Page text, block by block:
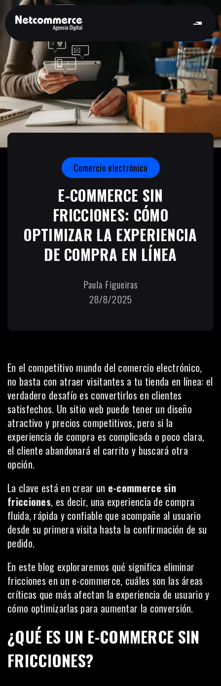
Comercio electrónico
E-COMMERCE SIN
FRICCIONES: CÓMO
OPTIMIZAR LA EXPERIENCIA
DE COMPRA EN LÍNEA
Paula Figueiras
28/8/2025
En el competitivo mundo del comercio electrónico,
no basta con atraer visitantes a tu tienda en línea: el
verdadero desafío es convertirlos en clientes
satisfechos. Un sitio web puede tener un diseño
atractivo y precios competitivos, pero si la
experiencia de compra es complicada o poco clara,
el cliente abandonará el carrito y buscará otra
opción.
La clave está en crear un e-commerce sin
fricciones, es decir, una experiencia de compra
fluida, rápida y confiable que acompañe al usuario
desde su primera visita hasta la confirmación de su
pedido.
En este blog exploraremos qué significa eliminar
fricciones en un e-commerce, cuáles son las áreas
críticas que más afectan la experiencia de usuario y
cómo optimizarlas para aumentar la conversión.
¿QUÉ ES UN E-COMMERCE SIN
FRICCIONES?